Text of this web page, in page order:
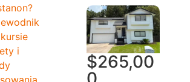
i
$265,00